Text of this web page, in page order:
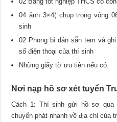
04 ảnh 3×4( chụp trong vòng
sinh
02 Phong bì dán sẵn tem và
số điện thoại của thí sinh
Những giấy tờ ưu tiên nếu có.
Nơi nạp hồ sơ xét tuyển
Cách 1: Thí sinh gửi hồ sơ qua
chuyển phát nhanh về địa chỉ của